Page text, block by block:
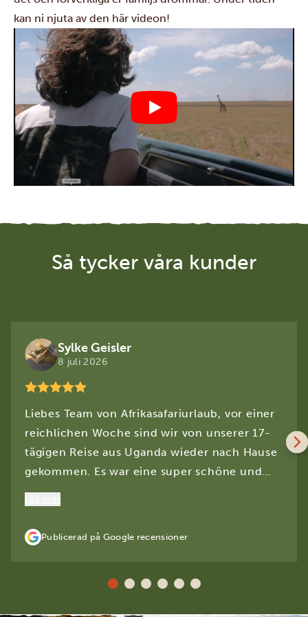
kan ni njuta av den här videon!
Så tycker våra kunder
Sylke Geisler
8 juli 2026
Liebes Team von Afrikasafariurlaub, vor einer
reichlichen Woche sind wir von unserer 17-
tägigen Reise aus Uganda wieder nach Hause
gekommen. Es war eine super schöne und
beeindruckende Reise. Uganda ist in jeder
Hinsicht eine Perle. Alles hat super geklappt.
Wir haben die Reise trotz der Warnungen,
dass Ebola angetreten ist, nicht bereut.
das Land kann wieder mehr Touristen
Publicerad på Google recensioner